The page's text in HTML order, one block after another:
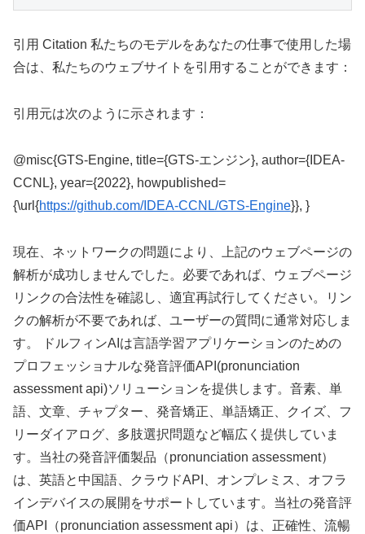
引用 Citation 私たちのモデルをあなたの仕事で使用した場
合は、私たちのウェブサイトを引用することができます：
引用元は次のように示されます：
@misc{GTS-Engine, title={GTS-エンジン}, author={IDEA-
CCNL}, year={2022}, howpublished=
{\url{https://github.com/IDEA-CCNL/GTS-Engine}}, }
現在、ネットワークの問題により、上記のウェブページの
解析が成功しませんでした。必要であれば、ウェブページ
リンクの合法性を確認し、適宜再試行してください。リン
クの解析が不要であれば、ユーザーの質問に通常対応しま
す。 ドルフィンAIは言語学習アプリケーションのための
プロフェッショナルな発音評価API(pronunciation
assessment api)ソリューションを提供します。音素、単
語、文章、チャプター、発音矯正、単語矯正、クイズ、フ
リーダイアログ、多肢選択問題など幅広く提供していま
す。当社の発音評価製品（pronunciation assessment）
は、英語と中国語、クラウドAPI、オンプレミス、オフラ
インデバイスの展開をサポートしています。当社の発音評
価API（pronunciation assessment api）は、正確性、流暢